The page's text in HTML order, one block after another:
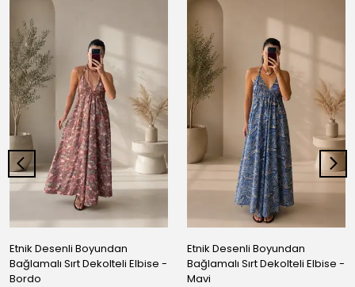
Etnik Desenli Boyundan
Bağlamalı Sırt Dekolteli Elbise -
Bordo
Etnik Desenli Boyundan
Bağlamalı Sırt Dekolteli Elbise -
Mavi